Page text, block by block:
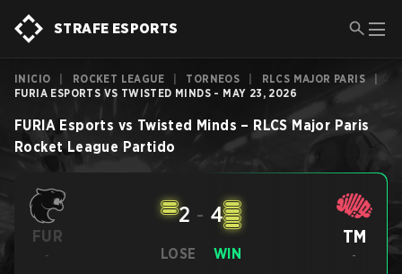
STRAFE ESPORTS
INICIO ROCKET LEAGUE TORNEOS RLCS MAJOR PARIS
FURIA ESPORTS VS TWISTED MINDS - MAY 23, 2026
FURIA Esports vs Twisted Minds – RLCS Major Paris
Rocket League Partido
FUR
- LOSE
2 - 4
WIN
TM
-